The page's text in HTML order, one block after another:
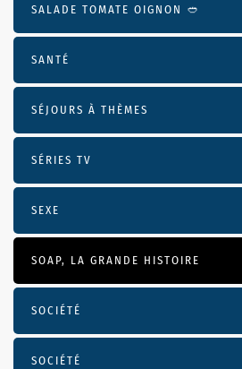
SALADE TOMATE OIGNON 🥙
SANTÉ
SÉJOURS À THÈMES
SÉRIES TV
SEXE
SOAP, LA GRANDE HISTOIRE
SOCIÉTÉ
SOCIÉTÉ